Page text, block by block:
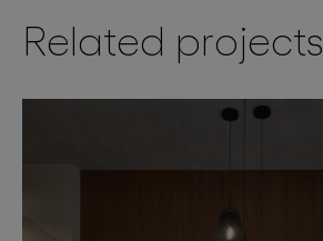
Related projects